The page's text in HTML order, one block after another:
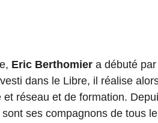
Eric Berthomiera débuté par
dans le Libre, il réalise
et réseau et de formation.
ses compagnons de tous